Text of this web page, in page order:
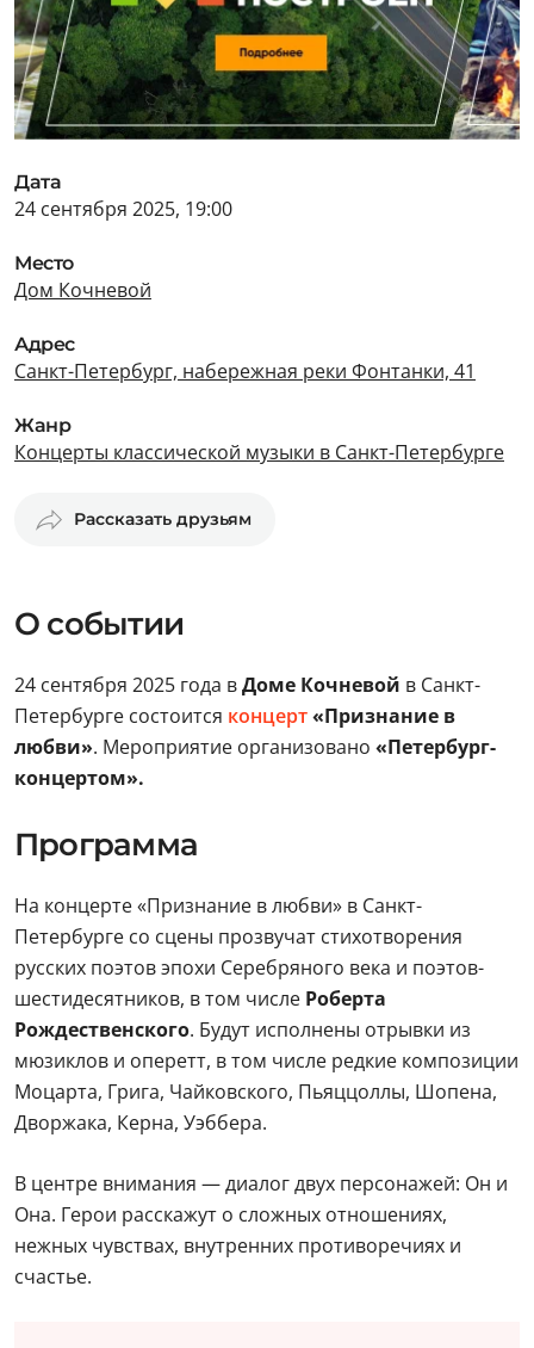
Дата
24 сентября 2025, 19:00
Место
Дом Кочневой
Адрес
Санкт-Петербург, набережная реки Фонтанки, 41
Жанр
Концерты классической музыки в Санкт-Петербурге
Рассказать друзьям
О событии
24 сентября 2025 года вДоме Кочневой в Санкт-
Петербурге состоится концерт«Признание в
любви». Мероприятие организовано «Петербург-
концертом».
Программа
На концерте «Признание в любви» в Санкт-
Петербурге со сцены прозвучат стихотворения
русских поэтов эпохи Серебряного века и поэтов-
шестидесятников, в том числе Роберта
Рождественского. Будут исполнены отрывки из
мюзиклов и оперетт, в том числе редкие композиции
Моцарта, Грига, Чайковского, Пьяццоллы, Шопена,
Дворжака, Керна, Уэббера.
В центре внимания — диалог двух персонажей: Он и
Она. Герои расскажут о сложных отношениях,
нежных чувствах, внутренних противоречиях и
счастье.